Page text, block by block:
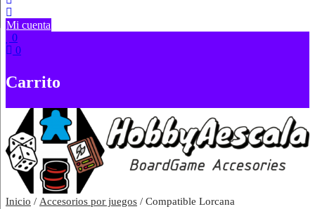
Mi cuenta
0
0
Carrito
Inicio / Accesorios por juegos / Compatible Lorcana